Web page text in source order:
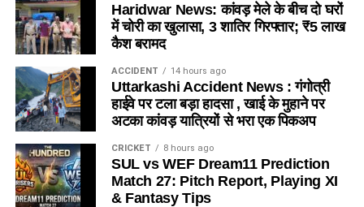
Haridwar News: कांवड़ मेले के बीच दो घरों
में चोरी का खुलासा, 3 शातिर गिरफ्तार; ₹5 लाख
कैश बरामद
ACCIDENT 14 hours ago
Uttarkashi Accident News : गंगोत्री
हाईवे पर टला बड़ा हादसा , खाई के मुहाने पर
अटका कांवड़ यात्रियों से भरा एक पिकअप
CRICKET 8 hours ago
SUL vs WEF Dream11 Prediction
Match 27: Pitch Report, Playing XI
& Fantasy Tips